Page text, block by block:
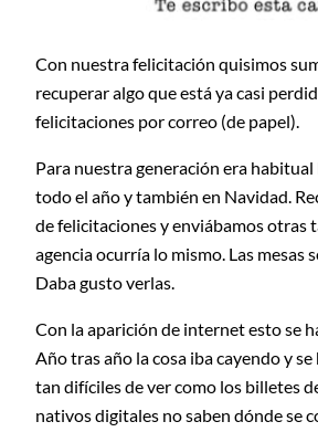
Con nuestra felicitación quisimos
recuperar algo que está ya casi
felicitaciones por correo (de papel).
Para nuestra generación era
todo el año y también en Navidad.
de felicitaciones y enviábamos otras
agencia ocurría lo mismo. Las mesas
Daba gusto verlas.
Con la aparición de internet esto se
Año tras año la cosa iba cayendo y
tan difíciles de ver como los billetes
nativos digitales no saben dónde se